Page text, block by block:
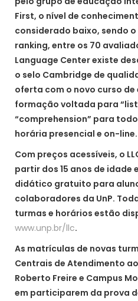
First, o nível de
considerado baixo, sendo o
ranking, entre os 70
Language Center existe
o selo Cambridge de
oferta com o novo curso
formação voltada para
“comprehension” para
horária presencial e on-line.
Com preços acessíveis, o
partir dos 15 anos de idade
didático gratuito para
colaboradores da UnP.
turmas e horários estão
www.unp.br/llc.
As matrículas de novas
Centrais de Atendimento
Roberto Freire e Campus
em participarem da prova